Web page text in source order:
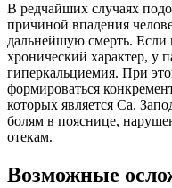
В редчайших случаях
причиной впадения
дальнейшую смерть. Если
хронический характер, у
гиперкальциемия. При
формироваться
которых является Ca.
болям в пояснице,
отекам.
Возможные